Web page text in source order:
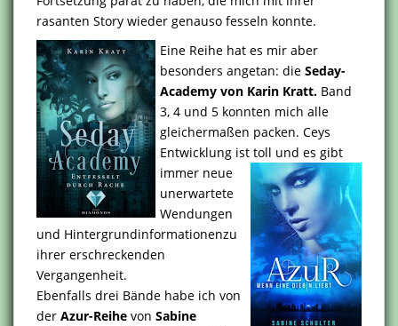
rasanten Story wieder genauso fesseln konnte.
Eine Reihe hat es mir aber
besonders angetan: die Seday-
Academy von Karin Kratt. Band
3, 4 und 5 konnten mich alle
gleichermaßen packen. Ceys
Entwicklung ist toll und es gibt
immer neue
unerwartete
Wendungen
und Hintergrundinformationenzu
ihrer erschreckenden
Vergangenheit.
Ebenfalls drei Bände habe ich von
der Azur-Reihe von Sabine